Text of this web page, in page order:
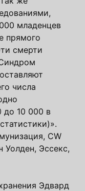
младенцев
прямого
смерти
числа
10 000 в
CW
Уолден, Эссекс,
Эдвард